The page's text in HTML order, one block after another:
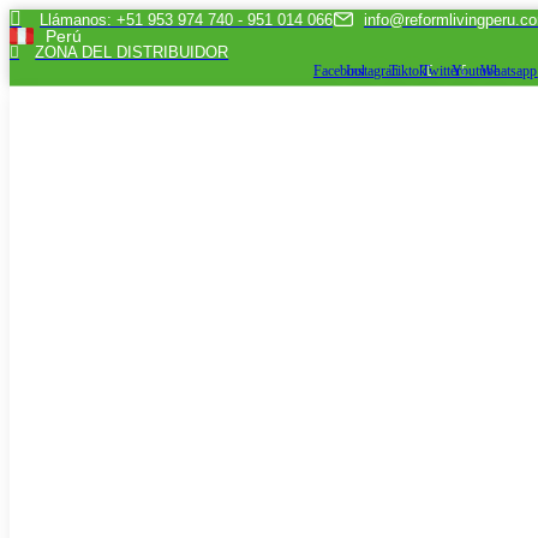
Skip
to
content
Llámanos: +51 953 974 740 - 951 014 066
Perú
ZONA DEL DISTRIBUIDOR
FacebookInstagramTiktokTwitterYoutubeWhatsapp